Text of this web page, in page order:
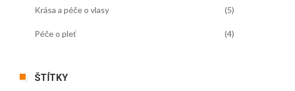
Krása a péče o vlasy (5)
Péče o pleť (4)
ŠTÍTKY